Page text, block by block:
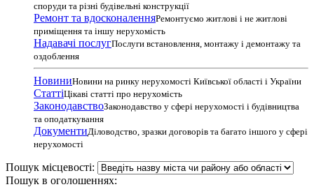
споруди та різні будівельні конструкції
Ремонт та вдосконаленняРемонтуємо житлові і не житлові
приміщення та іншу нерухомість
Надавачі послугПослуги встановлення, монтажу і демонтажу та
оздоблення
НовиниНовини на ринку нерухомості Київської області і України
СтаттіЦікаві статті про нерухомість
ЗаконодавствоЗаконодавство у сфері нерухомості і будівництва
та оподаткування
ДокументиДіловодство, зразки договорів та багато іншого у сфері
нерухомості
Пошук місцевості:
Пошук в оголошеннях: